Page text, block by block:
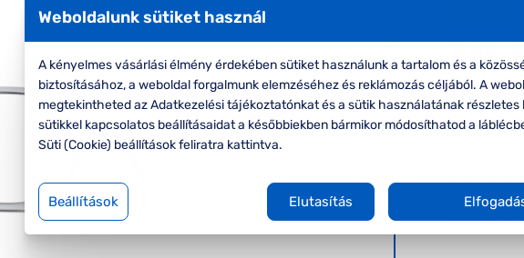
Ray-
Ray-Ban
Akciós
A
Weboldalunk sütiket használ
A kényelmes vásárlási élmény érdekében sütiket használunk a tartalom és a
biztosításához, a weboldal forgalmunk elemzéséhez és reklámozás céljából. A
megtekintheted az Adatkezelési tájékoztatónkat és a sütik használatának részletes
sütikkel kapcsolatos beállításaidat a későbbiekben bármikor módosíthatod a
Süti (Cookie) beállítások feliratra kattintva.
Beállítások Elutasítás